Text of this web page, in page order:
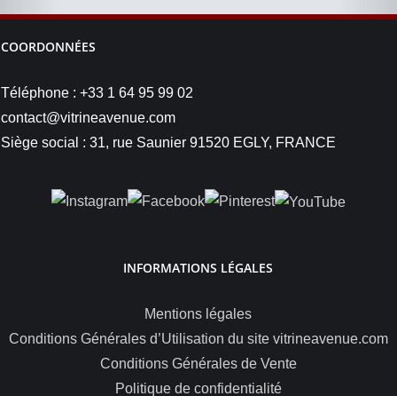
COORDONNÉES
Téléphone : +33 1 64 95 99 02
contact@vitrineavenue.com
Siège social : 31, rue Saunier 91520 EGLY, FRANCE
INFORMATIONS LÉGALES
Mentions légales
Conditions Générales d’Utilisation du site vitrineavenue.com
Conditions Générales de Vente
Politique de confidentialité